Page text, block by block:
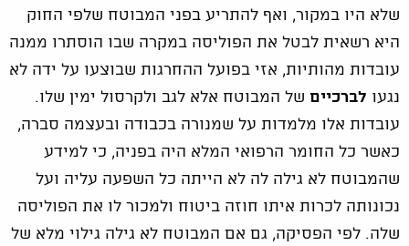
שלא היו במקור, ואף להתריע בפני המבוטח שלפי החוק
היא רשאית לבטל את הפוליסה במקרה שבו הוסתרו ממנה
עובדות מהותיות, אזי בפועל ההחרגות שבוצעו על ידה לא
נגעו לברכיים של המבוטח אלא לגב ולקרסול ימין שלו.
עובדות אלו מלמדות על שמנורה בכבודה ובעצמה סברה,
כאשר כל החומר הרפואי המלא היה בפניה, כי למידע
שהמבוטח לא גילה לה לא הייתה כל השפעה עליה ועל
נכונותה לכרות איתו חוזה ביטוח ולמכור לו את הפוליסה
שלה. לפי הפסיקה, גם אם המבוטח לא גילה גילוי מלא של